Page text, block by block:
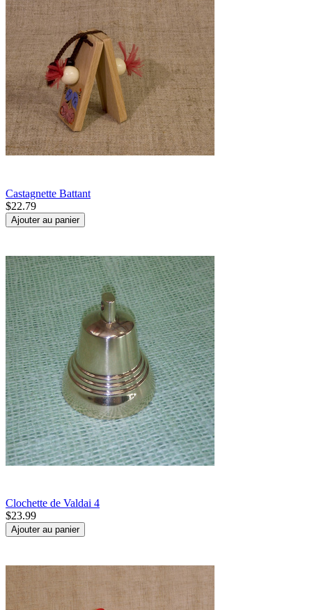
Castagnette Battant
$22.79
Ajouter au panier
Clochette de Valdai 4
$23.99
Ajouter au panier